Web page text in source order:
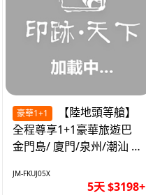
豪華1+1
全程尊享1+1豪華旅遊巴
金門島/ 廈門/泉州/潮汕 無
JM-FKUJ05X
5天 $3198+